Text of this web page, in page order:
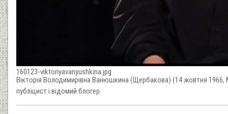
160123-viktoriyavanyushkina.jpg
Вікторія Володимирівна Ванюшкина (Щербакова) (14 жовтня 1966,
публіцист і відомий блогер.